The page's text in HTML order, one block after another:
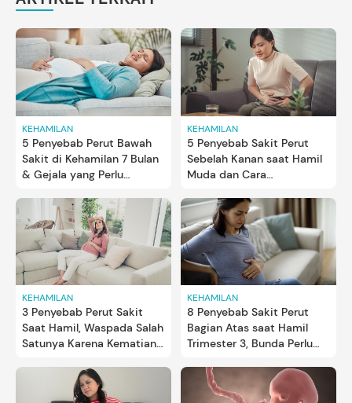
KEHAMILAN
5 Penyebab Perut Bawah
Sakit di Kehamilan 7 Bulan
& Gejala yang Perlu
KEHAMILAN
5 Penyebab Sakit Perut
Sebelah Kanan saat Hamil
Muda dan Cara
KEHAMILAN
3 Penyebab Perut Sakit
Saat Hamil, Waspada Salah
Satunya Karena Kematian
KEHAMILAN
8 Penyebab Sakit Perut
Bagian Atas saat Hamil
Trimester 3, Bunda Perlu